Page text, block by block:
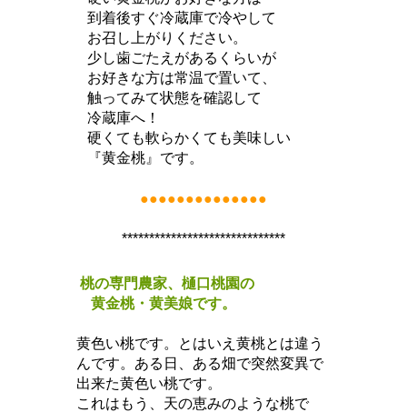
到着後すぐ冷蔵庫で冷やして
お召し上がりください。
少し歯ごたえがあるくらいが
お好きな方は常温で置いて、
触ってみて状態を確認して
冷蔵庫へ！
硬くても軟らかくても美味しい
『黄金桃』です。
●●●●●●●●●●●●●●
******************************
桃の専門農家、樋口桃園の
黄金桃・黄美娘です。
黄色い桃です。とはいえ黄桃とは違う
んです。ある日、ある畑で突然変異で
出来た黄色い桃です。
これはもう、天の恵みのような桃で